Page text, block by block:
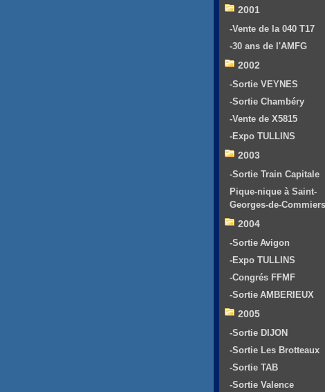
2001
-Vente de la 040 T17
-30 ans de l'AMFG
2002
-Sortie VEYNES
-Sortie Chambéry
-Vente de X5815
-Expo TULLINS
2003
-Sortie Train Capitale
Pique-nique à Saint-
Georges-de-Commiers
2004
-Sortie Avigon
-Expo TULLINS
-Congrés FFMF
-Sortie AMBERIEUX
2005
-Sortie DIJON
-Sortie Les Brotteaux
-Sortie TAB
-Sortie Valence